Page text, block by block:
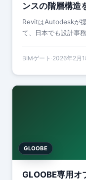
ンスの階層構造
RevitはAutodeskが
て、日本でも設計事
い、公共事業での
BIMゲート 2026年2月
GLOOBE
GLOOBE専用